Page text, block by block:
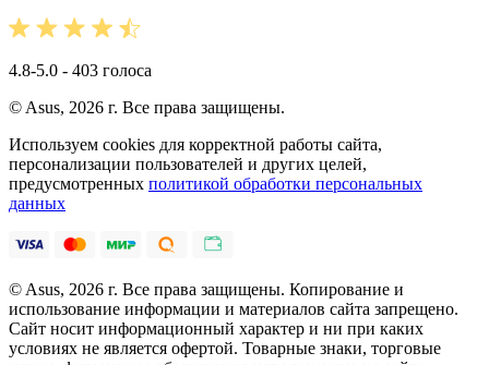
4.8-5.0 - 403 голоса
© Asus, 2026 г. Все права защищены.
Используем cookies для корректной работы сайта,
персонализации пользователей и других целей,
предусмотренных политикой обработки персональных
данных
© Asus, 2026 г. Все права защищены. Копирование и
использование информации и материалов сайта запрещено.
Сайт носит информационный характер и ни при каких
условиях не является офертой. Товарные знаки, торговые